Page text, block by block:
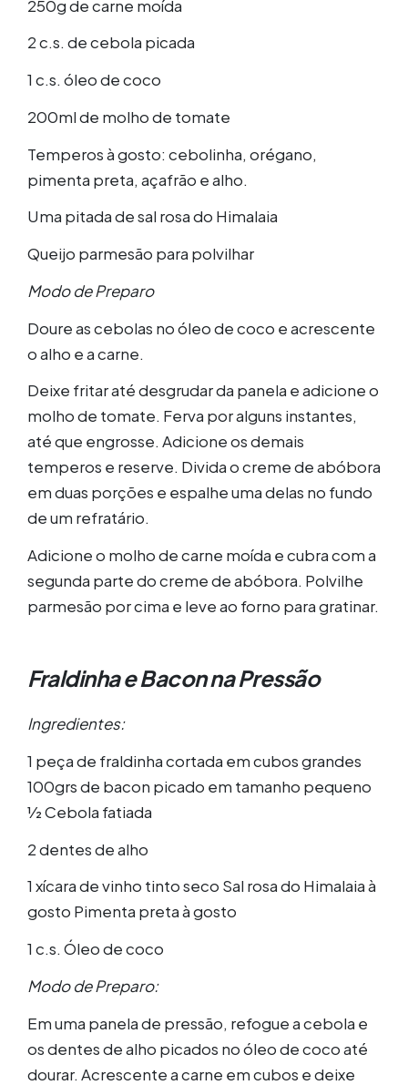
250g de carne moída
2 c.s. de cebola picada
1 c.s. óleo de coco
200ml de molho de tomate
Temperos à gosto: cebolinha, orégano,
pimenta preta, açafrão e alho.
Uma pitada de sal rosa do Himalaia
Queijo parmesão para polvilhar
Modo de Preparo
Doure as cebolas no óleo de coco e acrescente
o alho e a carne.
Deixe fritar até desgrudar da panela e adicione o
molho de tomate. Ferva por alguns instantes,
até que engrosse. Adicione os demais
temperos e reserve. Divida o creme de abóbora
em duas porções e espalhe uma delas no fundo
de um refratário.
Adicione o molho de carne moída e cubra com a
segunda parte do creme de abóbora. Polvilhe
parmesão por cima e leve ao forno para gratinar.
Fraldinha e Bacon na Pressão
Ingredientes:
1 peça de fraldinha cortada em cubos grandes
100grs de bacon picado em tamanho pequeno
1⁄2 Cebola fatiada
2 dentes de alho
1 xícara de vinho tinto seco Sal rosa do Himalaia à
gosto Pimenta preta à gosto
1 c.s. Óleo de coco
Modo de Preparo:
Em uma panela de pressão, refogue a cebola e
os dentes de alho picados no óleo de coco até
dourar. Acrescente a carne em cubos e deixe